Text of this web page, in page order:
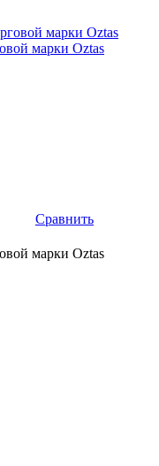
марки Оztas
Сравнить
марки Оztas